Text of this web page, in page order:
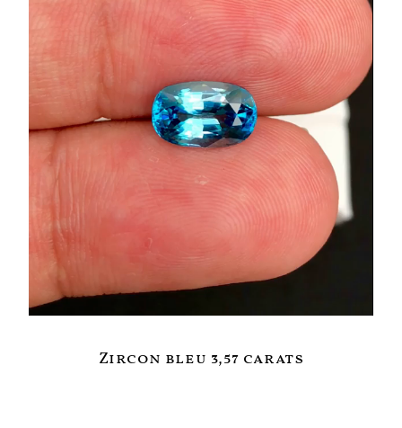
Zircon bleu 3,57 carats